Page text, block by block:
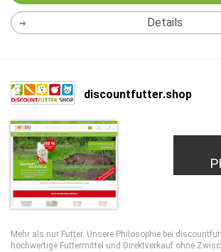
Details
discountfutter.shop
Mehr als nur Futter. Unsere Philosophie bei
hochwertige Futtermittel und Direktverkauf ohne